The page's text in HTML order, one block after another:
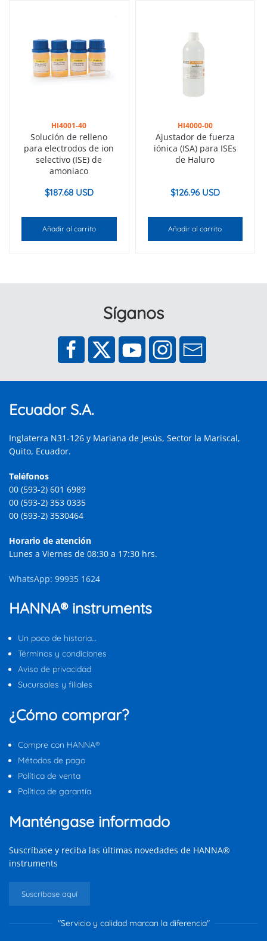
HI4001-40
Solución de relleno
para electrodos de ion
selectivo (ISE) de
amoniaco
$187.68 USD
Añadir al carrito
HI4000-00
Ajustador de fuerza
iónica (ISA) para ISEs
de Haluro
$126.96 USD
Añadir al carrito
Síganos
Ecuador S.A.
Inglaterra N31-126 y Mariana de Jesús, Sector la Mariscal,
Quito, Ecuador.
Teléfonos
00 (593-2) 601 6989
00 (593-2) 353 0335
00 (593-2) 3530464
Horario de atención
Lunes a Viernes de 08:30 a 17:30 hrs.
WhatsApp: 99935 1624
HANNA® instruments
Un poco de historia…
Términos y condiciones
Aviso de privacidad
Sucursales y filiales
¿Cómo comprar?
Compre con HANNA®
Métodos de pago
Política de venta
Política de garantía
Manténgase informado
Suscríbase y reciba las últimas novedades de HANNA®
instruments
Suscríbase aquí
"Servicio y calidad marcan la diferencia"